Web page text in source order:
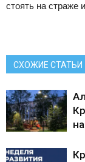
стоять на страже
СХОЖИЕ СТАТЬИ